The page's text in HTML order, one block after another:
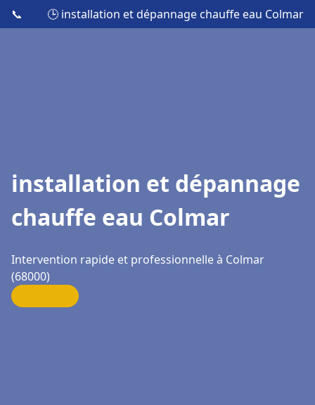
📞 🕒 installation et dépannage chauffe eau Colmar
installation et dépannage
chauffe eau Colmar
Intervention rapide et professionnelle à Colmar
(68000)